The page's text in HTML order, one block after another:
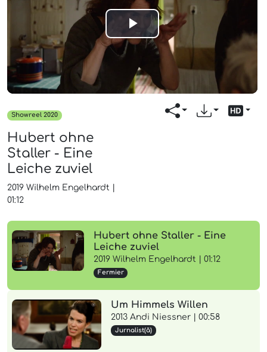
Play
Video
Showreel 2020
Hubert ohne
Staller - Eine
Leiche zuviel
2019 Wilhelm Engelhardt
01:12
Hubert ohne Staller - Eine
Leiche zuviel
2019 Wilhelm Engelhardt | 01:12
Fermier
Um Himmels Willen
2013 Andi Niessner | 00:58
Jurnalist(ă)